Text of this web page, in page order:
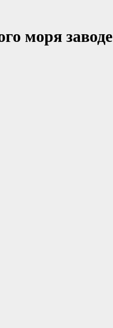
моря заводе